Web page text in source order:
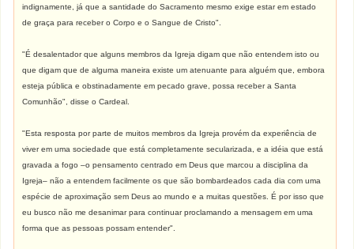
indignamente, já que a santidade do Sacramento mesmo exige estar em estado
de graça para receber o Corpo e o Sangue de Cristo".
"É desalentador que alguns membros da Igreja digam que não entendem isto ou
que digam que de alguma maneira existe um atenuante para alguém que, embora
esteja pública e obstinadamente em pecado grave, possa receber a Santa
Comunhão", disse o Cardeal.
"Esta resposta por parte de muitos membros da Igreja provém da experiência de
viver em uma sociedade que está completamente secularizada, e a idéia que está
gravada a fogo –o pensamento centrado em Deus que marcou a disciplina da
Igreja– não a entendem facilmente os que são bombardeados cada dia com uma
espécie de aproximação sem Deus ao mundo e a muitas questões. É por isso que
eu busco não me desanimar para continuar proclamando a mensagem em uma
forma que as pessoas possam entender".